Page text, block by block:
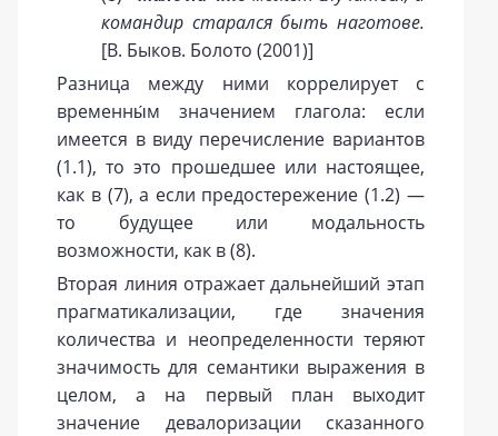
командир старался быть наготове.
[В. Быков. Болото (2001)]
Разница между ними коррелирует с
временны́м значением глагола: если
имеется в виду перечисление вариантов
(1.1), то это прошедшее или настоящее,
как в (7), а если предостережение (1.2) —
то будущее или модальность
возможности, как в (8).
Вторая линия отражает дальнейший этап
прагматикализации, где значения
количества и неопределенности теряют
значимость для семантики выражения в
целом, а на первый план выходит
значение девалоризации сказанного